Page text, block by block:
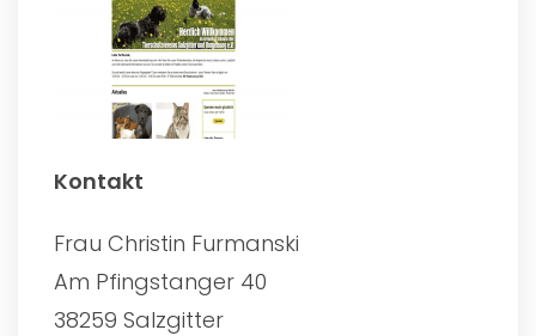
Kontakt
Frau Christin Furmanski
Am Pfingstanger 40
38259 Salzgitter